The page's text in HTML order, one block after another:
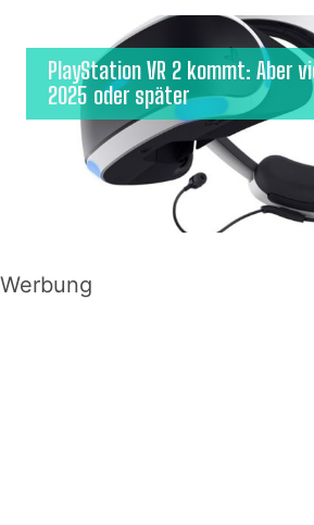
PlayStation VR 2 kommt: Aber
2025 oder später
Werbung